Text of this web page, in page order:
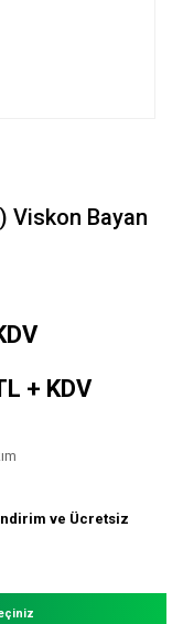
Viskon Bayan
+ KDV
ve Ücretsiz